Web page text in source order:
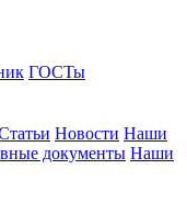
ГОСТы
Новости Наши
документы Наши